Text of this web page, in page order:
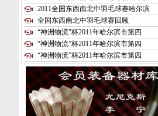
2011全国东西南北中羽毛球赛哈尔滨
全国东西南北中羽毛球赛回顾
“神洲物流”杯2011年哈尔滨市第四
“神洲物流”杯2011年哈尔滨市第四
“神洲物流”杯2011年哈尔滨市第四